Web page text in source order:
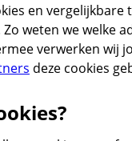
en
Zo weten we welke
verwerken wij
deze cookies